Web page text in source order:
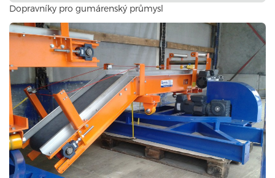
Dopravníky pro gumárenský průmysl